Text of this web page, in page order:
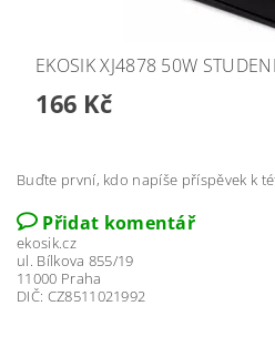
EKOSIK XJ4878 50W
166 Kč
Buďte první, kdo napíše příspěvek k
Přidat komentář
ekosik.cz
ul. Bílkova 855/19
11000 Praha
DIČ: CZ8511021992